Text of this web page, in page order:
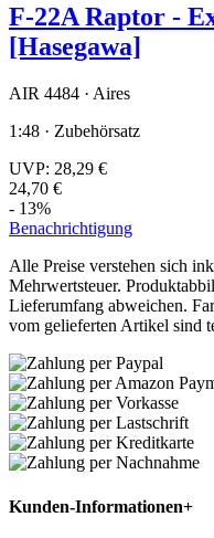
F-22A Raptor -
[Hasegawa]
AIR 4484 · Aires
1:48 · Zubehörsatz
UVP: 28,29 €
24,70 €
- 13%
Benachrichtigung
Alle Preise verstehen sich
Mehrwertsteuer.
Lieferumfang abweichen.
vom gelieferten Artikel sind
Kunden-Informationen+